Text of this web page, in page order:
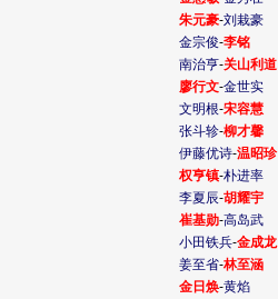
朱元豪-刘栽豪
金宗俊-李铭
南治亨-关山利道
廖行文-金世实
文明根-宋容慧
张斗轸-柳才馨
伊藤优诗-温昭珍
权亨镇-朴进率
李夏辰-胡耀宇
崔基勋-高岛武
小田铁兵-金成龙
姜至省-林至涵
金日焕-黄焰